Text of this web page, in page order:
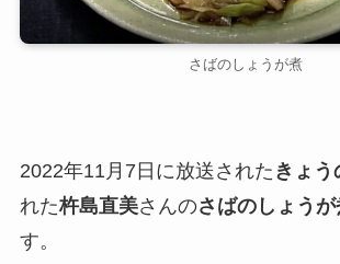
さばのしょうが煮
2022年11月7日に放送された きょう
れた杵島直美さんのさばのしょうが
す。